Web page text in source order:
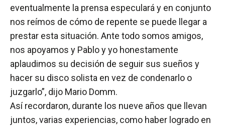
eventualmente la prensa especulará y en conjunto
nos reímos de cómo de repente se puede llegar a
prestar esta situación. Ante todo somos amigos,
nos apoyamos y Pablo y yo honestamente
aplaudimos su decisión de seguir sus sueños y
hacer su disco solista en vez de condenarlo o
juzgarlo”, dijo Mario Domm.
Así recordaron, durante los nueve años que llevan
juntos, varias experiencias, como haber logrado en